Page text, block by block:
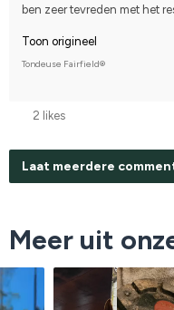
ben zeer tevreden met het
Toon origineel
Tondeuse Fairfield®
2 likes
Laat meerdere
Meer uit